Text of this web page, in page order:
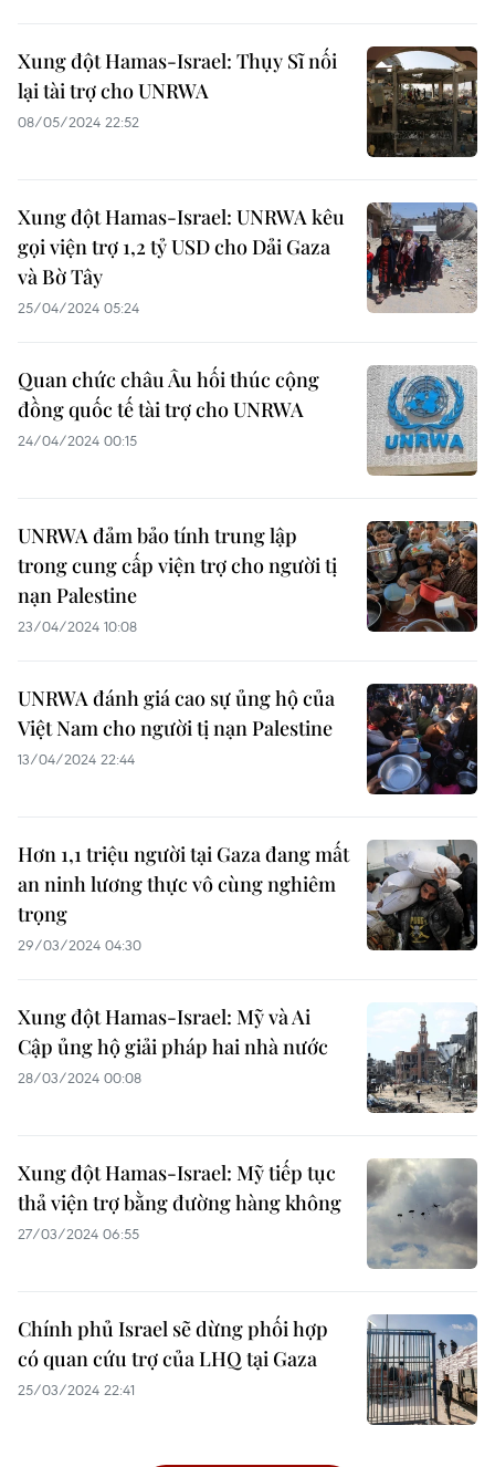
Xung đột Hamas-Israel: Thụy Sĩ nối
lại tài trợ cho UNRWA
08/05/2024 22:52
Xung đột Hamas-Israel: UNRWA kêu
gọi viện trợ 1,2 tỷ USD cho Dải Gaza
và Bờ Tây
25/04/2024 05:24
Quan chức châu Âu hối thúc cộng
đồng quốc tế tài trợ cho UNRWA
24/04/2024 00:15
UNRWA đảm bảo tính trung lập
trong cung cấp viện trợ cho người tị
nạn Palestine
23/04/2024 10:08
UNRWA đánh giá cao sự ủng hộ của
Việt Nam cho người tị nạn Palestine
13/04/2024 22:44
Hơn 1,1 triệu người tại Gaza đang mất
an ninh lương thực vô cùng nghiêm
trọng
29/03/2024 04:30
Xung đột Hamas-Israel: Mỹ và Ai
Cập ủng hộ giải pháp hai nhà nước
28/03/2024 00:08
Xung đột Hamas-Israel: Mỹ tiếp tục
thả viện trợ bằng đường hàng không
27/03/2024 06:55
Chính phủ Israel sẽ dừng phối hợp
có quan cứu trợ của LHQ tại Gaza
25/03/2024 22:41